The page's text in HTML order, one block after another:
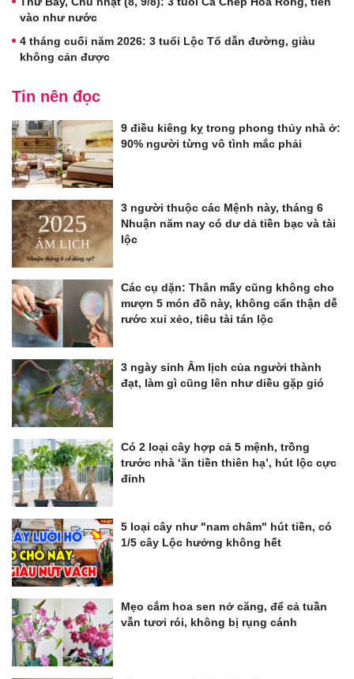
vào như nước
4 tháng cuối năm 2026: 3 tuổi Lộc Tổ dẫn đường, giàu
không cản được
Tin nên đọc
9 điều kiêng kỵ trong phong thủy nhà ở:
90% người từng vô tình mắc phải
3 người thuộc các Mệnh này, tháng 6
Nhuận năm nay có dư dả tiền bạc và tài
lộc
Các cụ dặn: Thân mấy cũng không cho
mượn 5 món đồ này, không cẩn thận dễ
rước xui xẻo, tiêu tài tán lộc
3 ngày sinh Âm lịch của người thành
đạt, làm gì cũng lên như diều gặp gió
Có 2 loại cây hợp cả 5 mệnh, trồng
trước nhà ‘ăn tiền thiên hạ’, hút lộc cực
đỉnh
5 loại cây như "nam châm" hút tiền, có
1/5 cây Lộc hưởng không hết
Mẹo cắm hoa sen nở căng, để cả tuần
vẫn tươi rói, không bị rụng cánh